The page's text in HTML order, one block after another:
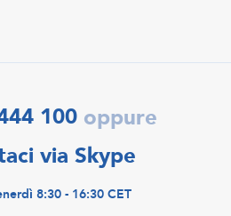
100 oppure
via Skype
8:30 - 16:30 CET